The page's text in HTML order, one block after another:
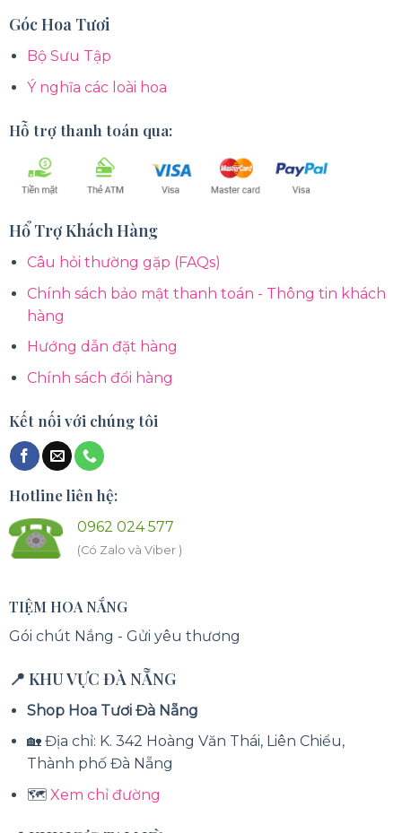
Góc Hoa Tươi
Bộ Sưu Tập
Ý nghĩa các loài hoa
Hỗ trợ thanh toán qua:
Hổ Trợ Khách Hàng
Câu hỏi thường gặp (FAQs)
Chính sách bảo mật thanh toán - Thông tin khách
hàng
Hướng dẫn đặt hàng
Chính sách đổi hàng
Kết nối với chúng tôi
Hotline liên hệ:
0962 024 577
(Có Zalo và Viber )
TIỆM HOA NẮNG
Gói chút Nắng - Gửi yêu thương
📍 KHU VỰC ĐÀ NẴNG
Shop Hoa Tươi Đà Nẵng
🏡 Địa chỉ: K. 342 Hoàng Văn Thái, Liên Chiểu,
Thành phố Đà Nẵng
🗺️Xem chỉ đường